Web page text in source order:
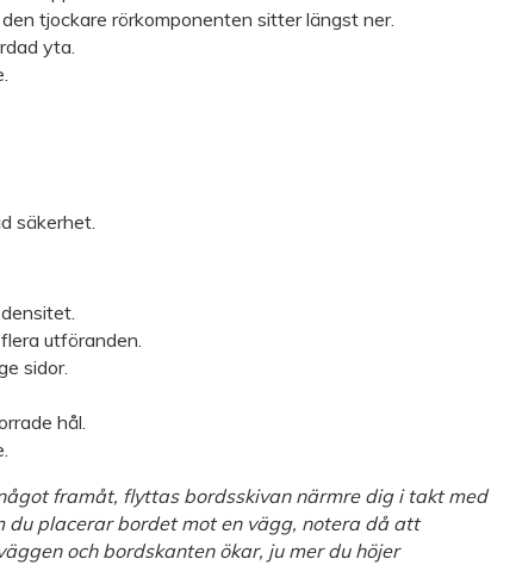
tjockare rörkomponenten sitter längst ner.
yta.
säkerhet.
utföranden.
sidor.
hål.
framåt, flyttas bordsskivan närmre dig i takt med
du placerar bordet mot en vägg, notera då att
och bordskanten ökar, ju mer du höjer